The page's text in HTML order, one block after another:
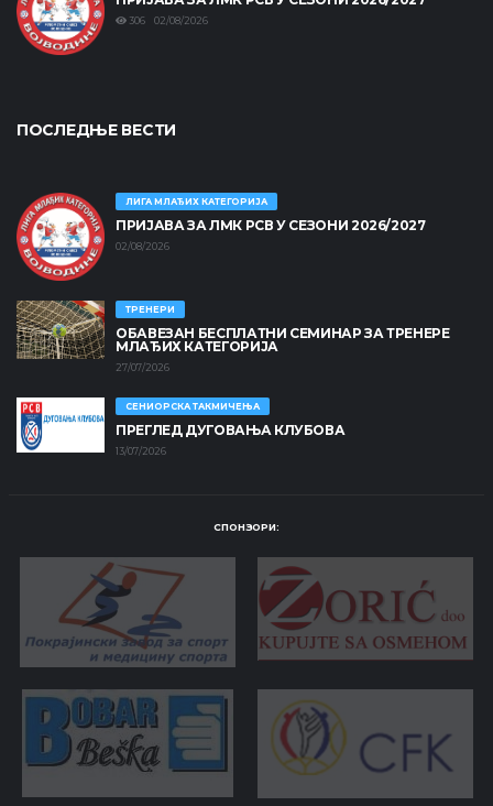
306 02/08/2026
ПОСЛЕДЊЕ ВЕСТИ
ЛИГА МЛАЂИХ КАТЕГОРИЈА
ПРИЈАВА ЗА ЛМК РСВ У СЕЗОНИ 2026/2027
02/08/2026
ТРЕНЕРИ
ОБАВЕЗАН БЕСПЛАТНИ СЕМИНАР ЗА ТРЕНЕРЕ
МЛАЂИХ КАТЕГОРИЈА
27/07/2026
СЕНИОРСКА ТАКМИЧЕЊА
ПРЕГЛЕД ДУГОВАЊА КЛУБОВА
13/07/2026
СПОНЗОРИ: